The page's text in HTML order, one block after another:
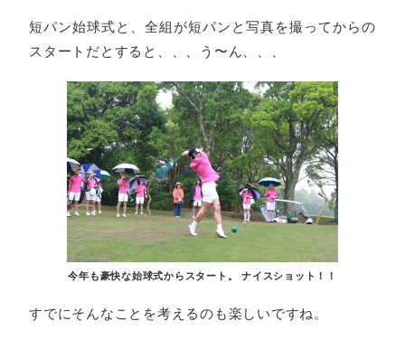
短パン始球式と、全組が短パンと写真を撮ってからの
スタートだとすると、、、う〜ん、、、
今年も豪快な始球式からスタート。 ナイスショット！！
すでにそんなことを考えるのも楽しいですね。